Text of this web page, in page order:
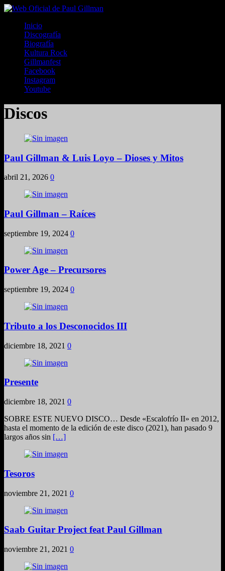
Inicio
Discografía
Biografía
Kultura Rock
Gillmanfest
Facebook
Instagram
Youtube
Discos
Paul Gillman & Luis Loyo – Dioses y Mitos
abril 21, 2026 0
Paul Gillman – Raíces
septiembre 19, 2024 0
Power Age – Precursores
septiembre 19, 2024 0
Tributo a los Desconocidos III
diciembre 18, 2021 0
Presente
diciembre 18, 2021 0
SOBRE ESTE NUEVO DISCO… Desde «Escalofrío II» en 2012,
hasta el momento de la edición de este disco (2021), han pasado 9
largos años sin […]
Tesoros
noviembre 21, 2021 0
Saab Guitar Project feat Paul Gillman
noviembre 21, 2021 0